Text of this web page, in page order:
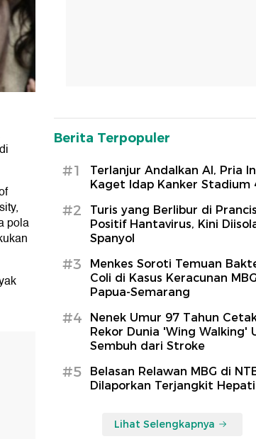
pola
Berita Terpopuler
#1
Terlanjur Andalkan AI, Pria
Kaget Idap Kanker Stadium
#2
Turis yang Berlibur di Prancis
Positif Hantavirus, Kini
Spanyol
#3
Menkes Soroti Temuan
Coli di Kasus Keracunan MBG
Papua-Semarang
#4
Nenek Umur 97 Tahun
Rekor Dunia 'Wing Walking'
Sembuh dari Stroke
#5
Belasan Relawan MBG di
Dilaporkan Terjangkit
Lihat Selengkapnya